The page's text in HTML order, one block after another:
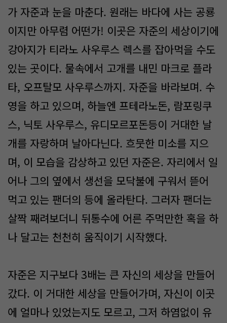
가 자준과 눈을 마춘다. 원래는 바다에 사는 공룡
이지만 아무렴 어떤가! 이곳은 자준의 세상이기에
강아지가 티라노 사우루스 렉스를 잡아먹을 수도
있는 곳이다. 물속에서 고개를 내민 마크로 플라
타, 오프탈모 사우루스까지. 자준을 바라보며. 수
영을 하고 있으며, 하늘엔 프테라노돈, 람포링쿠
스, 닉토 사우루스, 유디모르포돈등이 거대한 날
개를 자랑하며 날아다닌다. 흐뭇한 미소를 지으
며, 이 모습을 감상하고 있던 자준은. 자리에서 일
어나 그의 옆에서 생선을 모닥불에 구워서 뜯어
먹고 있는 팬더의 등에 올라탄다. 그러자 팬더는
살짝 째려보더니 뒤통수에 어른 주먹만한 혹을 하
나 달고는 천천히 움직이기 시작했다.
자준은 지구보다 3배는 큰 자신의 세상을 만들어
갔다. 이 거대한 세상을 만들어가며, 자신이 이곳
에 얼마나 있었는지도 모르고, 그저 하염없이 유